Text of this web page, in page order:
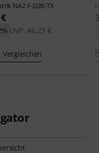
NA2 F-D2B-TX
UVP: 46,27 €
Vergleichen